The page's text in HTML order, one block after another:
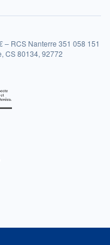
– RCS Nanterre 351 058 151
CS 80134, 92772